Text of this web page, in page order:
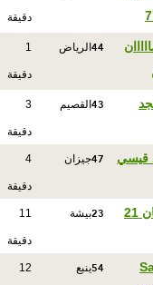
دقيقة
44 الرياض 1
دقيقة
43 القصيم 3
دقيقة
قيسي 47جيزان 4
دقيقة
23بيشة 11
دقيقة
54ينبع 12